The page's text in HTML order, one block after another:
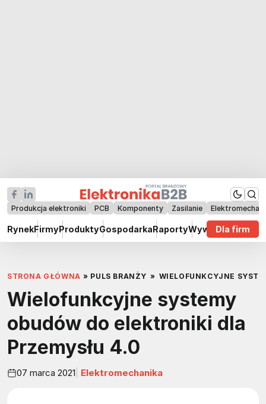
Produkcja elektroniki PCB Komponenty Zasilanie
RynekFirmyProduktyGospodarkaRaportyWywiadyDla firm
STRONA GŁÓWNA » PULS BRANŻY » WIELOFUNKCYJNE
Wielofunkcyjne systemy
obudów do elektroniki dla
Przemysłu 4.0
07 marca 2021 Elektromechanika